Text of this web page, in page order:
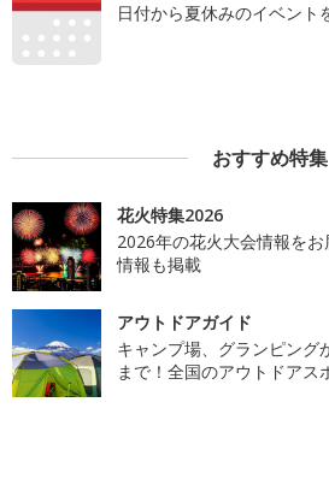
日付から夏休みのイベント
おすすめ特集
花火特集2026
2026年の花火大会情報を
情報も掲載
アウトドアガイド
キャンプ場、グランピング
まで！全国のアウトドアス